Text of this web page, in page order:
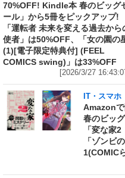
70%OFF! Kindle本 春のビッグ
ール」から5冊をピックアップ!
「運転者 未来を変える過去から
使者」は50%OFF、「女の園の
(1)[電子限定特典付] (FEEL
COMICS swing)」は33%OFF
[2026/3/27
IT・スマホ
Amazon
春のビッ
「変な家
「ゾンビ
1(COMIC